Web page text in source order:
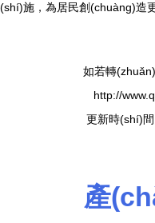
(shí)施，為居民創(chuàng)造
如若轉
http://
更新時(shí)
產